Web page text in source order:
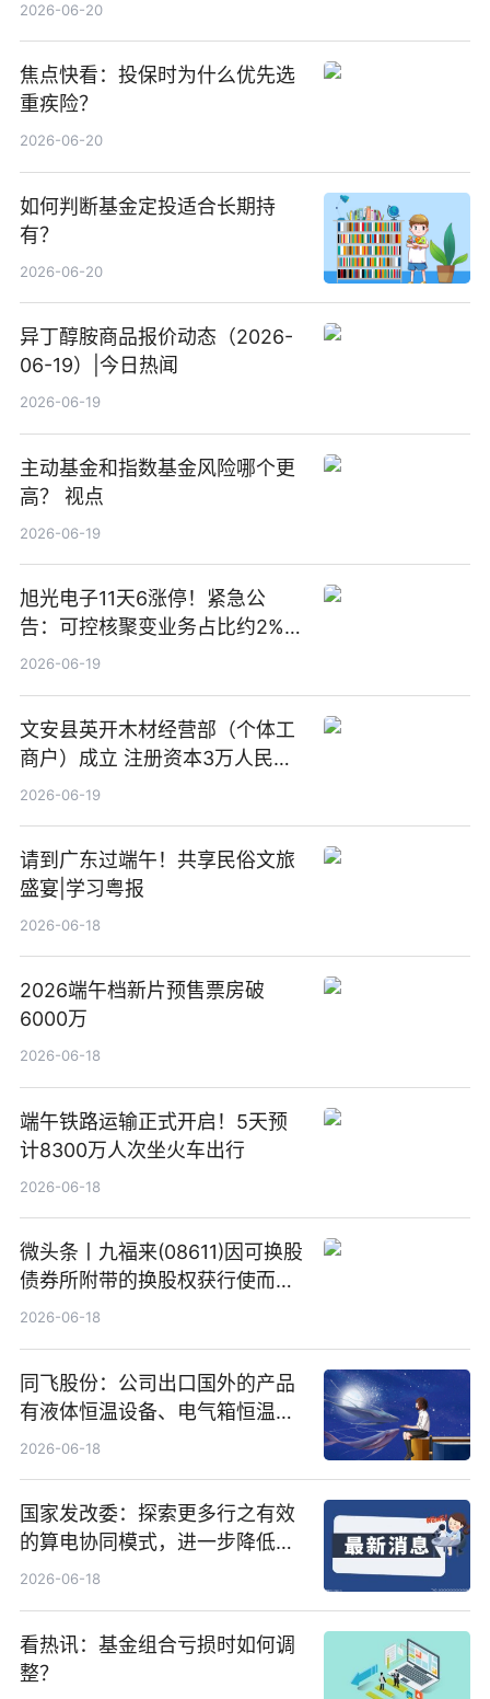
2026-06-20
焦点快看：投保时为什么优先选
重疾险？
2026-06-20
如何判断基金定投适合长期持
有？
2026-06-20
异丁醇胺商品报价动态（2026-
06-19）|今日热闻
2026-06-19
主动基金和指数基金风险哪个更
高？ 视点
2026-06-19
旭光电子11天6涨停！紧急公
告：可控核聚变业务占比约2%！
前沿热点
2026-06-19
文安县英开木材经营部（个体工
商户）成立 注册资本3万人民币
新要闻
2026-06-19
请到广东过端午！共享民俗文旅
盛宴|学习粤报
2026-06-18
2026端午档新片预售票房破
6000万
2026-06-18
端午铁路运输正式开启！5天预
计8300万人次坐火车出行
2026-06-18
微头条丨九福来(08611)因可换股
债券所附带的换股权获行使而发
行5200万股
2026-06-18
同飞股份：公司出口国外的产品
有液体恒温设备、电气箱恒温装
置、纯水冷却单元和特种换热器
2026-06-18
国家发改委：探索更多行之有效
的算电协同模式，进一步降低网
络传输时延_最资讯
2026-06-18
看热讯：基金组合亏损时如何调
整？